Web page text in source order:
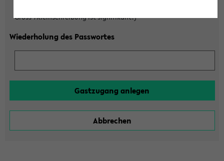
Gross-/Kleinschreibung ist signifikant!)
Wiederholung des Passwortes